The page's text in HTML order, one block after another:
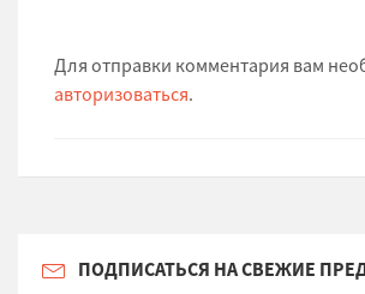
Для отправки комментария вам
авторизоваться.
ПОДПИСАТЬСЯ НА СВЕЖИЕ